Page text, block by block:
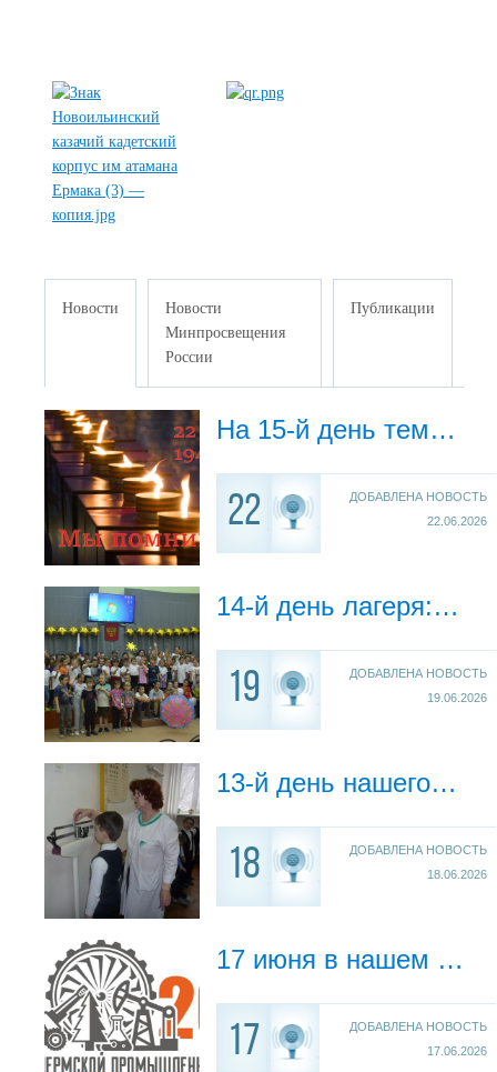
Новости
Новости
Минпросвещения
России
Публикации
На 15-й день тематической смены «Казаки: герои прошлого, единство народа» прошёл День памяти и скорби.
22
ДОБАВЛЕНА НОВОСТЬ
22.06.2026
14-й день лагеря: «Казаки — герои прошлого, единство народа». До свидания, лагерь!
19
ДОБАВЛЕНА НОВОСТЬ
19.06.2026
13-й день нашего лагеря: от медицинского тестирования до подготовки к закрытию
18
ДОБАВЛЕНА НОВОСТЬ
18.06.2026
17 июня в нашем лагере с дневным пребыванием, прошло тематическое мероприятие, приуроченное к 100‑летию промышленности в Пермском крае.
17
ДОБАВЛЕНА НОВОСТЬ
17.06.2026